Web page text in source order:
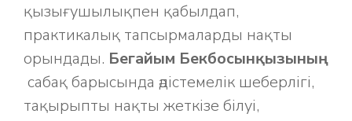
қызығушылықпен қабылдап,
практикалық тапсырмаларды нақты
орындады. Бегайым Бекбосынқызының
сабақ барысында әдістемелік шеберлігі,
тақырыпты нақты жеткізе білуі,